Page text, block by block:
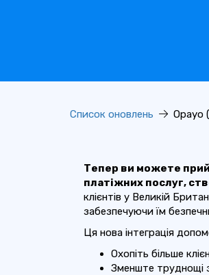
Список оновлень Opayo
Тепер ви можете
платіжних послуг,
клієнтів у Великій
забезпечуючи їм
Ця нова інтеграція
Охопіть більше
Зменште труднощі